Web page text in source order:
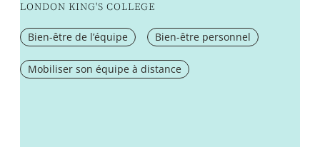
LONDON KING'S COLLEGE
Bien-être de l’équipe Bien-être personnel
Mobiliser son équipe à distance